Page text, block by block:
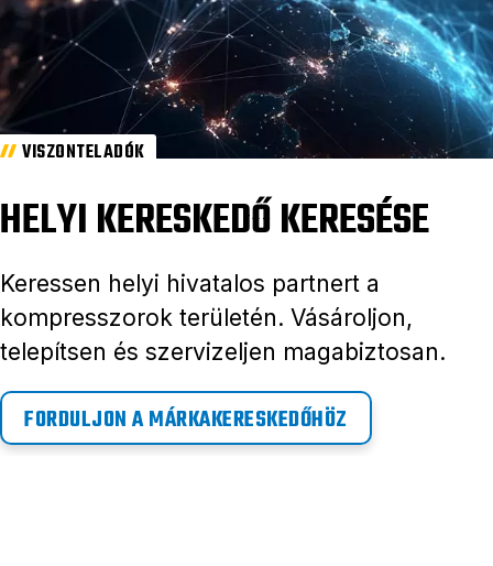
VISZONTELADÓK
HELYI KERESKEDŐ KERESÉSE
Keressen helyi hivatalos partnert a
kompresszorok területén. Vásároljon,
telepítsen és szervizeljen magabiztosan.
FORDULJON A MÁRKAKERESKEDŐHÖZ